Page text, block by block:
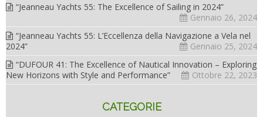
“Jeanneau Yachts 55: The Excellence of Sailing in 2024”
Gennaio 26, 2024
“Jeanneau Yachts 55: L’Eccellenza della Navigazione a Vela nel
2024”
Gennaio 25, 2024
“DUFOUR 41: The Excellence of Nautical Innovation – Exploring
New Horizons with Style and Performance”
Ottobre 22, 2023
CATEGORIE